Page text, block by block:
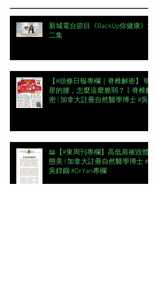
新城電台節目《BackUp你健康》第
二集
【#頭條日報專欄｜脊椎解密】 明
星的腰，怎麼這麼脆弱？丨脊椎解
密 | 加拿大註冊自然醫學博士 #吳
📖【#東周刊專欄】高低肩摧毀體
態美 | 加拿大註冊自然醫學博士 #
吳錞銦 #DrYan專欄